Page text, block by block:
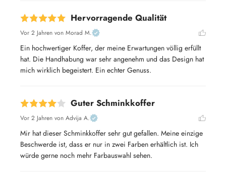
Hervorragende Qualität
Vor 2 Jahren von Morad M.
Ein hochwertiger Koffer, der meine Erwartungen völlig erfüllt
hat. Die Handhabung war sehr angenehm und das Design hat
mich wirklich begeistert. Ein echter Genuss.
Guter Schminkkoffer
Vor 2 Jahren von Advija A.
Mir hat dieser Schminkkoffer sehr gut gefallen. Meine einzige
Beschwerde ist, dass er nur in zwei Farben erhältlich ist. Ich
würde gerne noch mehr Farbauswahl sehen.